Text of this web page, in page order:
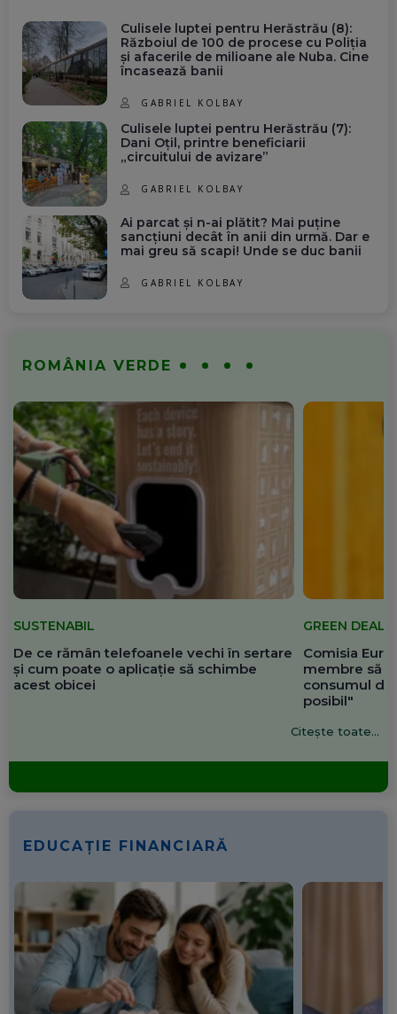
Culisele luptei pentru Herăstrău (8):
Războiul de 100 de procese cu Poliția
și afacerile de milioane ale Nuba. Cine
încasează banii
GABRIEL KOLBAY
Culisele luptei pentru Herăstrău (7):
Dani Oțil, printre beneficiarii
„circuitului de avizare”
GABRIEL KOLBAY
Ai parcat și n-ai plătit? Mai puține
sancțiuni decât în anii din urmă. Dar e
mai greu să scapi! Unde se duc banii
GABRIEL KOLBAY
ROMÂNIA VERDE
SUSTENABIL
De ce rămân telefoanele vechi în sertare
și cum poate o aplicație să schimbe
acest obicei
GREEN DEAL
Comisia
membre să
consumul de
posibil"
Citește toate...
EDUCAȚIE FINANCIARĂ